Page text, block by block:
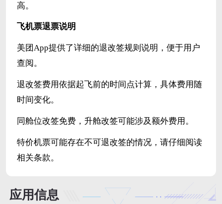
高。
飞机票退票说明
美团App提供了详细的退改签规则说明，便于用户
查阅。
退改签费用依据起飞前的时间点计算，具体费用随
时间变化。
同舱位改签免费，升舱改签可能涉及额外费用。
特价机票可能存在不可退改签的情况，请仔细阅读
相关条款。
应用信息